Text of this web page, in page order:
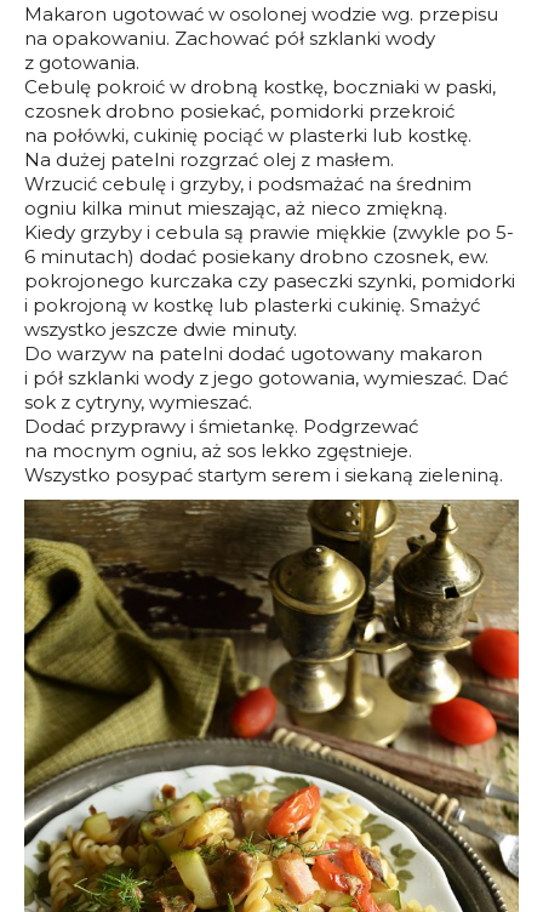
Makaron ugotować w osolonej wodzie wg. przepisu
na opakowaniu. Zachować pół szklanki wody
z gotowania.
Cebulę pokroić w drobną kostkę, boczniaki w paski,
czosnek drobno posiekać, pomidorki przekroić
na połówki, cukinię pociąć w plasterki lub kostkę.
Na dużej patelni rozgrzać olej z masłem.
Wrzucić cebulę i grzyby, i podsmażać na średnim
ogniu kilka minut mieszając, aż nieco zmiękną.
Kiedy grzyby i cebula są prawie miękkie (zwykle po 5-
6 minutach) dodać posiekany drobno czosnek, ew.
pokrojonego kurczaka czy paseczki szynki, pomidorki
i pokrojoną w kostkę lub plasterki cukinię. Smażyć
wszystko jeszcze dwie minuty.
Do warzyw na patelni dodać ugotowany makaron
i pół szklanki wody z jego gotowania, wymieszać. Dać
sok z cytryny, wymieszać.
Dodać przyprawy i śmietankę. Podgrzewać
na mocnym ogniu, aż sos lekko zgęstnieje.
Wszystko posypać startym serem i siekaną zieleniną.